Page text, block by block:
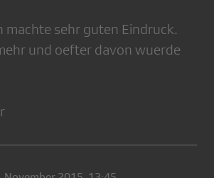
machte sehr guten Eindruck.
und oefter davon wuerde